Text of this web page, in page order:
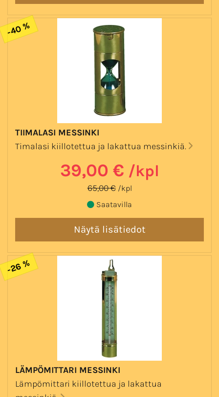
-40 %
TIIMALASI MESSINKI
Timalasi kiillotettua ja lakattua messinkiä.
39,00 € /kpl
65,00 € /kpl
Saatavilla
-26 %
LÄMPÖMITTARI MESSINKI
Lämpömittari kiillotettua ja lakattua